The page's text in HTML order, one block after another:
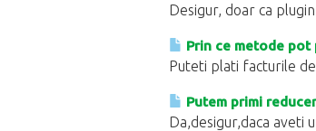
Desigur, doar ca
Prin ce metode pot
Puteti plati facturile
Putem primi
Da,desigur,daca aveti